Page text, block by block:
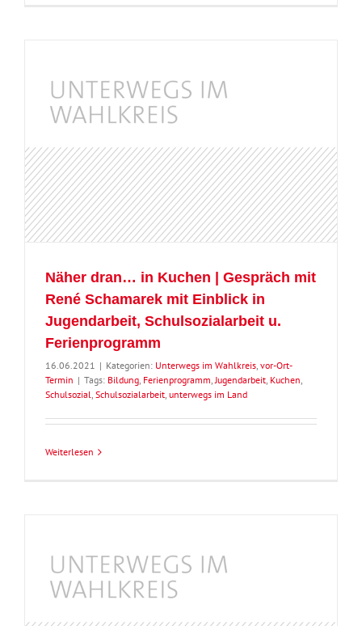
Näher dran… in Kuchen | Gespräch mit
René Schamarek mit Einblick in
Jugendarbeit, Schulsozialarbeit u.
Ferienprogramm
16.06.2021 | Kategorien: Unterwegs im Wahlkreis, vor-Ort-
Termin | Tags: Bildung, Ferienprogramm,Jugendarbeit, Kuchen,
Schulsozial, Schulsozialarbeit, unterwegs im Land
Weiterlesen